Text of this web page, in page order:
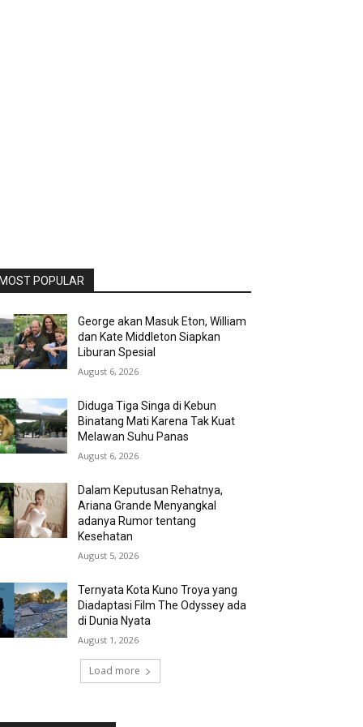
MOST POPULAR
George akan Masuk Eton, William
dan Kate Middleton Siapkan
Liburan Spesial
August 6, 2026
Diduga Tiga Singa di Kebun
Binatang Mati Karena Tak Kuat
Melawan Suhu Panas
August 6, 2026
Dalam Keputusan Rehatnya,
Ariana Grande Menyangkal
adanya Rumor tentang
Kesehatan
August 5, 2026
Ternyata Kota Kuno Troya yang
Diadaptasi Film The Odyssey ada
di Dunia Nyata
August 1, 2026
Load more